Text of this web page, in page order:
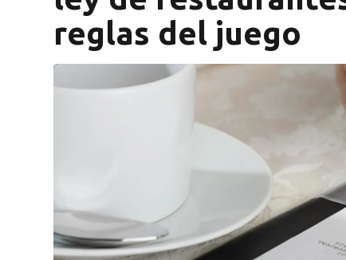
reglas del juego